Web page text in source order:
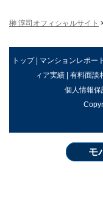
榊 淳司オフィシャルサイト
トップ| マンションレポー
ィア実績| 有料面談
個人情報保
モ